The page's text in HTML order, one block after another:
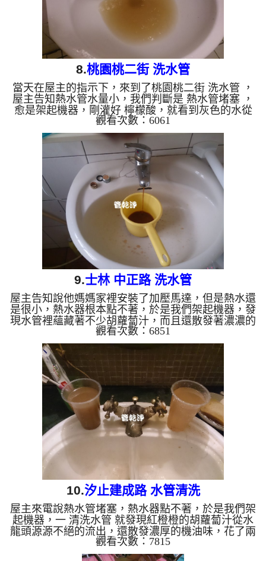
8.桃園桃二街 洗水管
當天在屋主的指示下，來到了桃園桃二街 洗水管 ，
屋主告知熱水管水量小，我們判斷是 熱水管堵塞 ，
愈是架起機器，剛灌好 檸檬酸，就看到灰色的水從
水管噴出來，味道相當刺鼻噁心，洗了約一個多小
時，終於把屋主的問題解決 清洗水管 水管清洗 洗
水管 熱水管堵塞 熱水忽冷忽熱 ...
觀看次數：6061
9.士林 中正路 洗水管
屋主告知說他媽媽家裡安裝了加壓馬達，但是熱水還
是很小，熱水器根本點不著，於是我們架起機器，發
現水管裡蘊藏著不少胡蘿蔔汁，而且還散發著濃濃的
機油味，洗了約三個小時，熱水管就可以點著熱水器
清洗水管 水管清洗 洗水管 熱水管堵塞 熱水忽冷忽
熱 ...
觀看次數：6851
10.汐止建成路 水管清洗
屋主來電說熱水管堵塞，熱水器點不著，於是我們架
起機器，一 清洗水管 就發現紅橙橙的胡蘿蔔汁從水
龍頭源源不絕的流出，還散發濃厚的機油味，花了兩
個小時總算替客戶解決問題 清洗水管 水管清洗
洗水管 熱水管堵塞 熱水忽冷忽熱 ...
觀看次數：7815